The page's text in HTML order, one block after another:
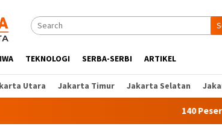
TEKNOLOGI SERBA-SERBI ARTIKEL
Utara Jakarta Timur Jakarta Selatan
140 Peserta Ikut